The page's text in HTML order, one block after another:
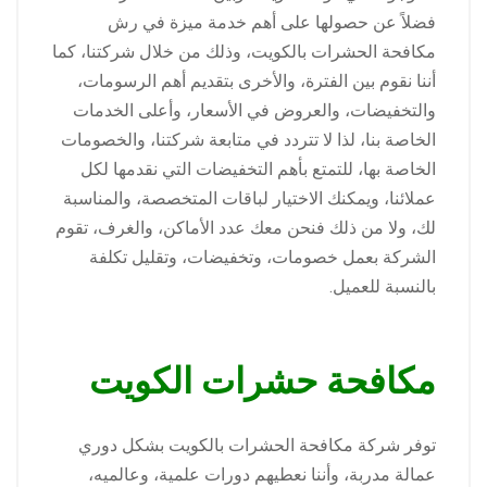
فضلاً عن حصولها على أهم خدمة ميزة في رش
مكافحة الحشرات بالكويت، وذلك من خلال شركتنا، كما
أننا نقوم بين الفترة، والأخرى بتقديم أهم الرسومات،
والتخفيضات، والعروض في الأسعار، وأعلى الخدمات
الخاصة بنا، لذا لا تتردد في متابعة شركتنا، والخصومات
الخاصة بها، للتمتع بأهم التخفيضات التي نقدمها لكل
عملائنا، ويمكنك الاختيار لباقات المتخصصة، والمناسبة
لك، ولا من ذلك فنحن معك عدد الأماكن، والغرف، تقوم
الشركة بعمل خصومات، وتخفيضات، وتقليل تكلفة
بالنسبة للعميل.
مكافحة حشرات الكويت
توفر شركة مكافحة الحشرات بالكويت بشكل دوري
عمالة مدربة، وأننا نعطيهم دورات علمية، وعالميه،